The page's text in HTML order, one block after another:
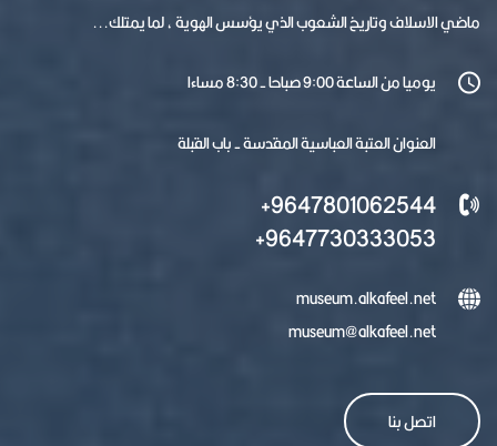
ماضي الاسلاف وتاريخ الشعوب الذي يؤسس الهوية ، لما يمتلك...
يوميا من الساعة 9:00 صباحا - 8:30 مساءا
العنوان العتبة العباسية المقدسة - باب القبلة
9647801062544+
9647730333053+
museum.alkafeel.net
museum@alkafeel.net
اتصل بنا